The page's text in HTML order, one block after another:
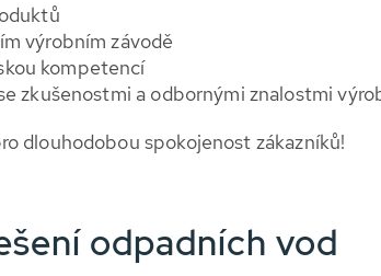
výrobním závodě
kompetencí
zkušenostmi a odbornými znalostmi
dlouhodobou spokojenost zákazníků!
odpadních vod